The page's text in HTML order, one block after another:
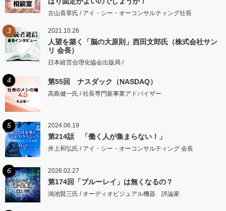
古山喜章氏 / アイ・シー・オーコンサルティング社長
3 2021.10.26
人望を築く「脳の大原則」西田文郎氏（株式会社サン
リ 会長）
日本経営合理化協会出版局 /
4 第55回 ナスダック（NASDAQ）
高島健一氏 / 社長専門新事業アドバイザー
5 2024.06.19
第214話 「働く人が集まらない！」
井上和弘氏 / アイ・シー・オーコンサルティング 会長
6 2026.02.27
第174回「ブルーレイ」は無くなるの？
鴻池賢三氏 / オーディオビジュアル機器 評論家